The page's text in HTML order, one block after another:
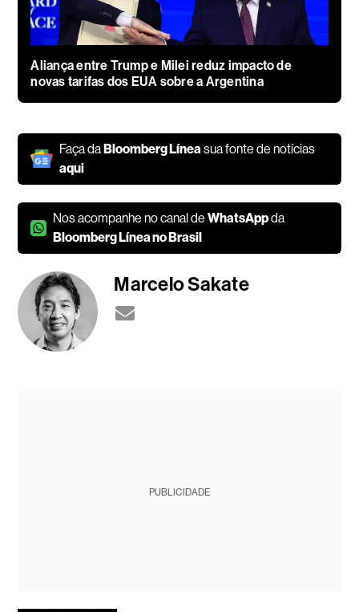
Aliança entre Trump e Milei reduz impacto de
novas tarifas dos EUA sobre a Argentina
Faça daBloomberg Línea sua fonte de notícias
aqui
Nos acompanhe no canal deWhatsAppda
Bloomberg Línea no Brasil
Marcelo Sakate
PUBLICIDADE